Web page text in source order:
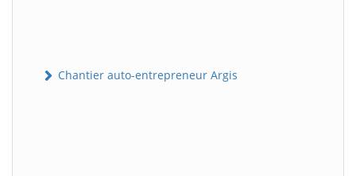
Chantier auto-entrepreneur Argis